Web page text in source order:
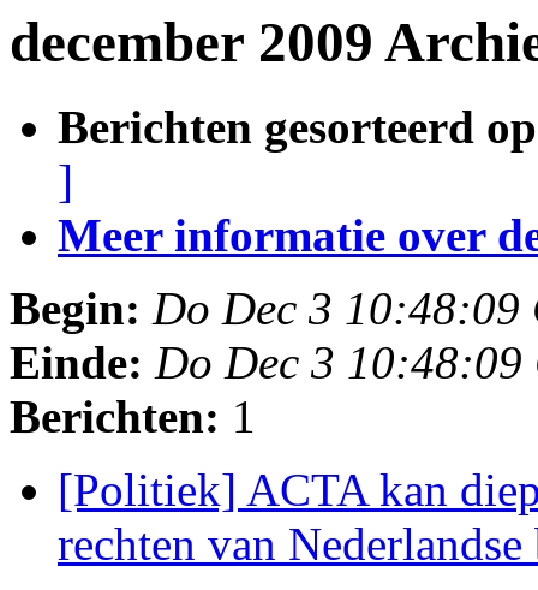
december 2009
Berichten gesorteerd
]
Meer informatie over
Begin: Do Dec 3 10:48:09
Einde: Do Dec 3 10:48:09
Berichten: 1
[Politiek] ACTA kan
rechten van